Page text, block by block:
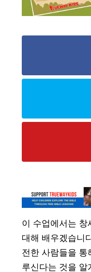
이 수업에서는 창
대해 배우겠습니
전한 사람들을 통
루신다는 것을 알